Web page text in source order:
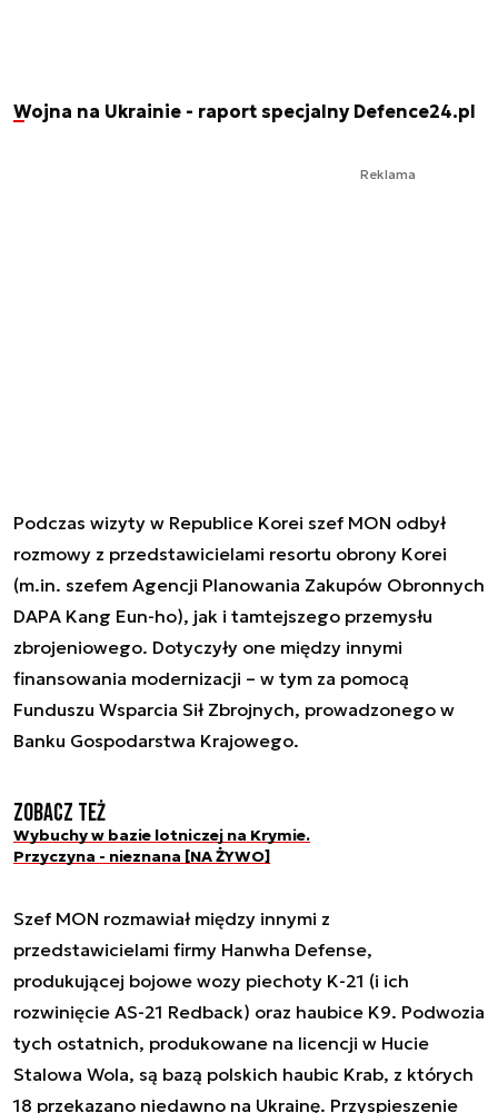
Wojna na Ukrainie - raport specjalny Defence24.pl
Reklama
Podczas wizyty w Republice Korei szef MON odbył
rozmowy z przedstawicielami resortu obrony Korei
(m.in. szefem Agencji Planowania Zakupów Obronnych
DAPA Kang Eun-ho), jak i tamtejszego przemysłu
zbrojeniowego. Dotyczyły one między innymi
finansowania modernizacji – w tym za pomocą
Funduszu Wsparcia Sił Zbrojnych, prowadzonego w
Banku Gospodarstwa Krajowego.
Zobacz też
Wybuchy w bazie lotniczej na Krymie.
Przyczyna - nieznana [NA ŻYWO]
Szef MON rozmawiał między innymi z
przedstawicielami firmy Hanwha Defense,
produkującej bojowe wozy piechoty K-21 (i ich
rozwinięcie AS-21 Redback) oraz haubice K9. Podwozia
tych ostatnich, produkowane na licencji w Hucie
Stalowa Wola, są bazą polskich haubic Krab, z których
18 przekazano niedawno na Ukrainę. Przyspieszenie